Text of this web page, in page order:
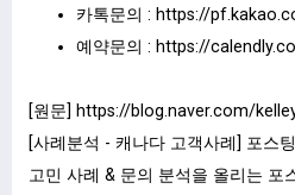
카톡문의 : https://
예약문의 : https://
[원문] https://blog.naver.com/
[사례분석 - 캐나다 고객사례] 포스
고민 사례 & 문의 분석을 올리는 포